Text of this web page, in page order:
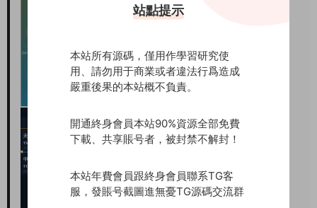
站點提示
本站所有源碼，僅用作學習研究使
用、請勿用于商業或者違法行爲造成
嚴重後果的本站概不負責。
開通終身會員本站90%資源全部免費
下載、共享賬号者，被封禁不解封！
本站年費會員跟終身會員聯系TG客
服，發賬号截圖進無憂TG源碼交流群